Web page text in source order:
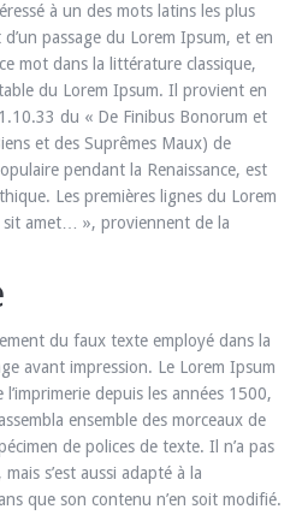
à un des mots latins les plus
passage du Lorem Ipsum, et en
mot dans la littérature classique,
du Lorem Ipsum. Il provient en
du « De Finibus Bonorum et
et des Suprêmes Maux) de
pendant la Renaissance, est
Les premières lignes du Lorem
amet… », proviennent de la
du faux texte employé dans la
avant impression. Le Lorem Ipsum
depuis les années 1500,
ensemble des morceaux de
de polices de texte. Il n’a pas
s’est aussi adapté à la
que son contenu n’en soit modifié.